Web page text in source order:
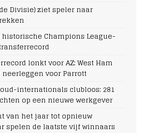
Divisie) ziet speler naar
historische Champions League-
lonkt voor AZ: West Ham
voor Parrott
internationals clubloos: 281
op een nieuwe werkgever
van het jaar tot opnieuw
spelen de laatste vijf winnaars